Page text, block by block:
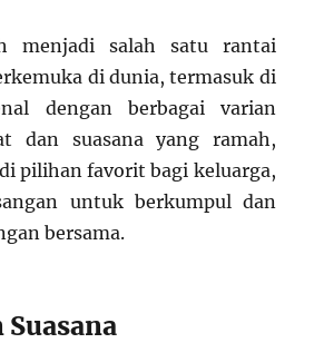
menjadi salah satu rantai
di dunia, termasuk di
dengan berbagai varian
dan suasana yang ramah,
pilihan favorit bagi keluarga,
untuk berkumpul dan
bersama.
Suasana